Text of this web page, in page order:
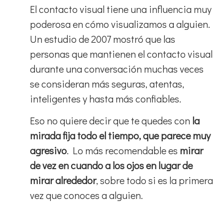
El contacto visual tiene una influencia muy
poderosa en cómo visualizamos a alguien.
Un estudio de 2007 mostró que las
personas que mantienen el contacto visual
durante una conversación muchas veces
se consideran más seguras, atentas,
inteligentes y hasta más confiables.
Eso no quiere decir que te quedes con la
mirada fija todo el tiempo, que parece muy
agresivo. Lo más recomendable es mirar
de vez en cuando a los ojos en lugar de
mirar alrededor, sobre todo si es la primera
vez que conoces a alguien.